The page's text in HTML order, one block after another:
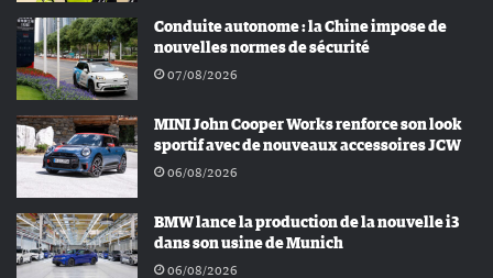
Conduite autonome : la Chine impose de
nouvelles normes de sécurité
07/08/2026
MINI John Cooper Works renforce son look
sportif avec de nouveaux accessoires JCW
06/08/2026
BMW lance la production de la nouvelle i3
dans son usine de Munich
06/08/2026